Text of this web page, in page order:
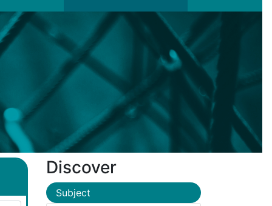
Discover
Subject